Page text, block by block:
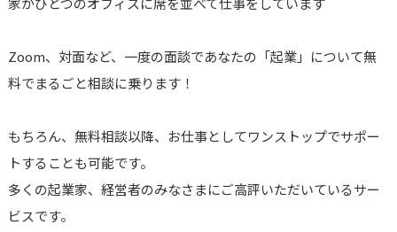
Zoom、対面など、一度の面談であなたの「起業」について無
料でまるごと相談に乗ります！
もちろん、無料相談以降、お仕事としてワンストップでサポー
トすることも可能です。
多くの起業家、経営者のみなさまにご高評いただいているサー
ビスです。